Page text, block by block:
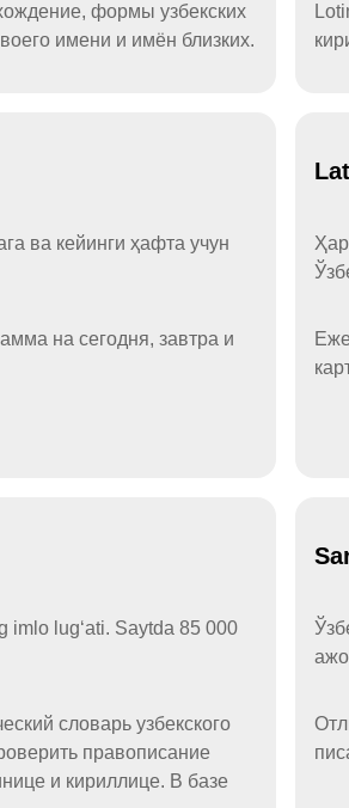
формы узбекских
имени и имён близких.
ва кейинги ҳафта учун
на сегодня, завтра и
imlo lugʻati. Saytda 85 000
словарь узбекского
правописание
и кириллице. В базе